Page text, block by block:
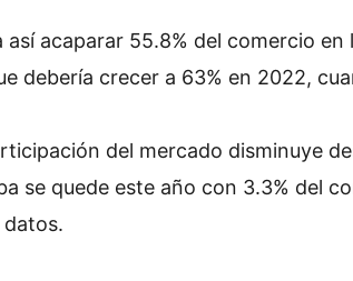
así acaparar 55.8% del comercio
debería crecer a 63% en 2022,
del mercado disminuye
se quede este año con 3.3% del
datos.